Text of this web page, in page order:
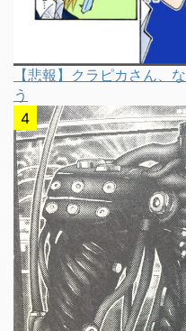
【悲報】クラピカさん、
う